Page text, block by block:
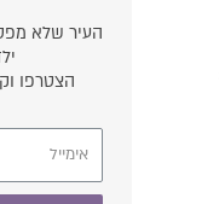
העיר שלא
הצטרפו